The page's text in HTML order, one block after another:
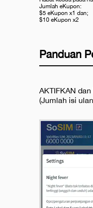
Jumlah eKupon:
$5 eKupon x1 dan;
$10 eKupon x2
Panduan
AKTIFKAN
(Jumlah isi